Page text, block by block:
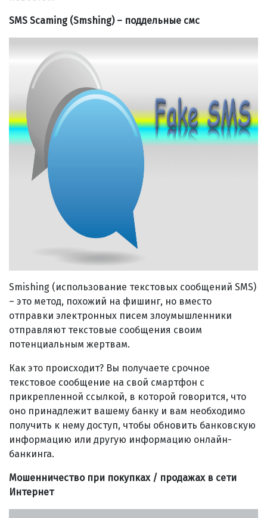
SMS Scaming (Smshing) – поддельные смс
Smishing (использование текстовых сообщений SMS)
– это метод, похожий на фишинг, но вместо
отправки электронных писем злоумышленники
отправляют текстовые сообщения своим
потенциальным жертвам.
Как это происходит? Вы получаете срочное
текстовое сообщение на свой смартфон с
прикрепленной ссылкой, в которой говорится, что
оно принадлежит вашему банку и вам необходимо
получить к нему доступ, чтобы обновить банковскую
информацию или другую информацию онлайн-
банкинга.
Мошенничество при покупках / продажах в сети
Интернет